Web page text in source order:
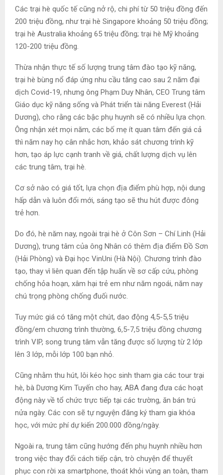
Các trại hè quốc tế cũng nở rộ, chi phí từ 50 triệu đồng đến
200 triệu đồng, như trại hè Singapore khoảng 50 triệu đồng;
trại hè Australia khoảng 65 triệu đồng; trại hè Mỹ khoảng
120-200 triệu đồng.
Thừa nhận thực tế số lượng trung tâm đào tạo kỹ năng,
trại hè bùng nổ đáp ứng nhu cầu tăng cao sau 2 năm đại
dịch Covid-19, nhưng ông Phạm Duy Nhân, CEO Trung tâm
Giáo dục kỹ năng sống và Phát triển tài năng Everest (Hải
Dương), cho rằng các bậc phụ huynh sẽ có nhiều lựa chọn.
Ông nhận xét mọi năm, các bố mẹ ít quan tâm đến giá cả
thì năm nay họ cân nhắc hơn, khảo sát chương trình kỹ
hơn, tạo áp lực cạnh tranh về giá, chất lượng dịch vụ lên
các trung tâm, trại hè.
Cơ sở nào có giá tốt, lựa chọn địa điểm phù hợp, nội dung
hấp dẫn và luôn đổi mới, sáng tạo sẽ thu hút được đông
trẻ hơn.
Do đó, hè năm nay, ngoài trại hè ở Côn Sơn – Chí Linh (Hải
Dương), trung tâm của ông Nhân có thêm địa điểm Đồ Sơn
(Hải Phòng) và Đại học VinUni (Hà Nội). Chương trình đào
tạo, thay vì liên quan đến tập huấn về sơ cấp cứu, phòng
chống hỏa hoạn, xâm hại trẻ em như năm ngoái, năm nay
chú trọng phòng chống đuối nước.
Tuy mức giá có tăng một chút, dao động 4,5-5,5 triệu
đồng/em chương trình thường, 6,5-7,5 triệu đồng chương
trình VIP, song trung tâm vẫn tăng được số lượng từ 2 lớp
lên 3 lớp, mỗi lớp 100 bạn nhỏ.
Cũng nhằm thu hút, lôi kéo học sinh tham gia các tour trại
hè, bà Dương Kim Tuyến cho hay, ABA đang đưa các hoạt
động này về tổ chức trực tiếp tại các trường, ăn bán trú
nửa ngày. Các con sẽ tự nguyện đăng ký tham gia khóa
học, với mức phí dự kiến 200.000 đồng/ngày.
Ngoài ra, trung tâm cũng hướng đến phụ huynh nhiều hơn
trong việc thay đổi cách tiếp cận, trò chuyện để thuyết
phục con rời xa smartphone, thoát khỏi vùng an toàn, tham